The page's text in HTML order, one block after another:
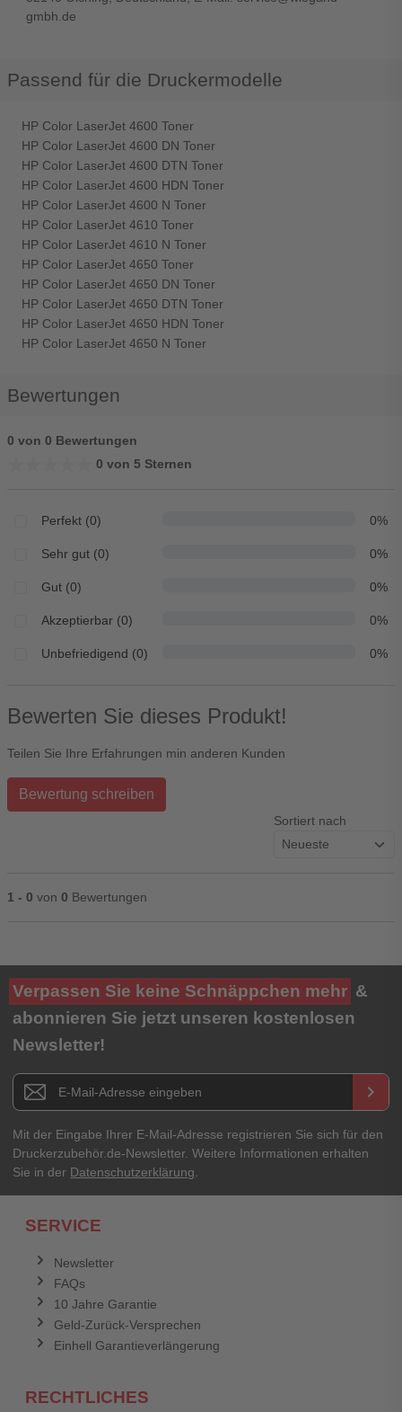
gmbh.de
Passend für die Druckermodelle
HP Color LaserJet 4600 Toner
HP Color LaserJet 4600 DN Toner
HP Color LaserJet 4600 DTN Toner
HP Color LaserJet 4600 HDN Toner
HP Color LaserJet 4600 N Toner
HP Color LaserJet 4610 Toner
HP Color LaserJet 4610 N Toner
HP Color LaserJet 4650 Toner
HP Color LaserJet 4650 DN Toner
HP Color LaserJet 4650 DTN Toner
HP Color LaserJet 4650 HDN Toner
HP Color LaserJet 4650 N Toner
Bewertungen
0 von 0 Bewertungen
0 von 5 Sternen
Perfekt (0) 0%
Sehr gut (0) 0%
Gut (0) 0%
Akzeptierbar (0) 0%
Unbefriedigend (0) 0%
Bewerten Sie dieses Produkt!
Teilen Sie Ihre Erfahrungen min anderen Kunden
Bewertung schreiben
Sortiert nach
1 - 0 von 0 Bewertungen
Ihre Bewertung**
★★★★★
Titel**
E-Mail-Adresse
Ihr Passwort
Verpassen Sie keine Schnäppchen mehr &
abonnieren Sie jetzt unseren kostenlosen
Newsletter!
Newsletter E-Mail Adresse keyboard_arrow_right
Mit der Eingabe Ihrer E-Mail-Adresse registrieren Sie sich für den
Druckerzubehör.de-Newsletter. Weitere Informationen erhalten
Sie in der Datenschutzerklärung.
SERVICE
Newsletter
FAQs
10 Jahre Garantie
Geld-Zurück-Versprechen
Einhell Garantieverlängerung
RECHTLICHES